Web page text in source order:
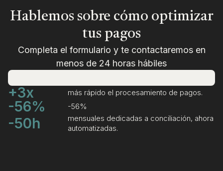
Hablemos sobre cómo optimizar
tus pagos
Completa el formulario y te contactaremos en
menos de 24 horas hábiles
+3x más rápido el procesamiento de pagos.
-56% -56%
-50h
mensuales dedicadas a conciliación, ahora
automatizadas.